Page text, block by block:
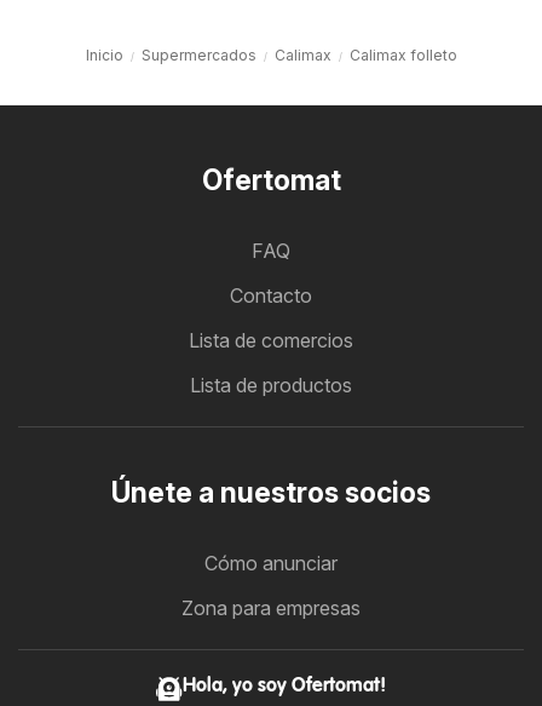
Inicio Supermercados Calimax Calimax folleto
Ofertomat
FAQ
Contacto
Lista de comercios
Lista de productos
Únete a nuestros socios
Cómo anunciar
Zona para empresas
Hola, yo soy Ofertomat!